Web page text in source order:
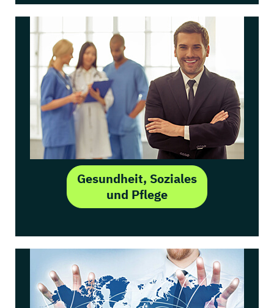
Gesundheit, Soziales
und Pflege